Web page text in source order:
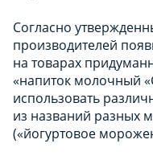
Согласно
производителей
на товарах
«напиток молочный
использовать
из названий разных
(«йогуртовое